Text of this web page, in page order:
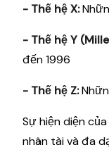
- Thế hệ X:
- Thế hệ Y
đến 1996
- Thế hệ Z:
Sự hiện diện
nhân tài và đa